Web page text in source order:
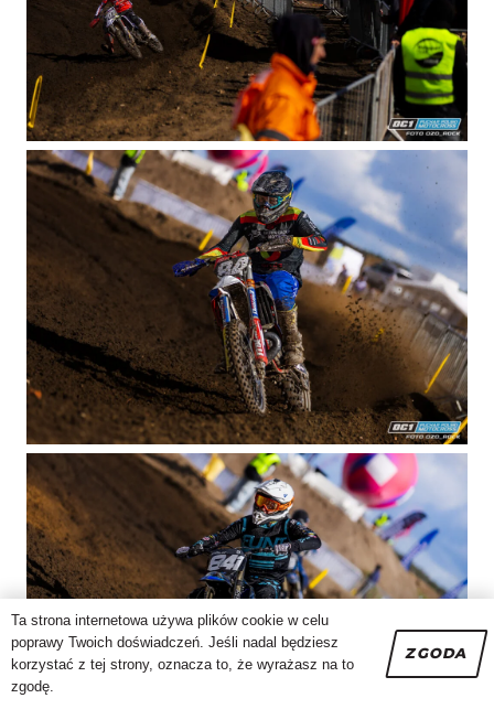
Ta strona internetowa używa plików cookie w celu
poprawy Twoich doświadczeń. Jeśli nadal będziesz
korzystać z tej strony, oznacza to, że wyrażasz na to
zgodę.
ZGODA